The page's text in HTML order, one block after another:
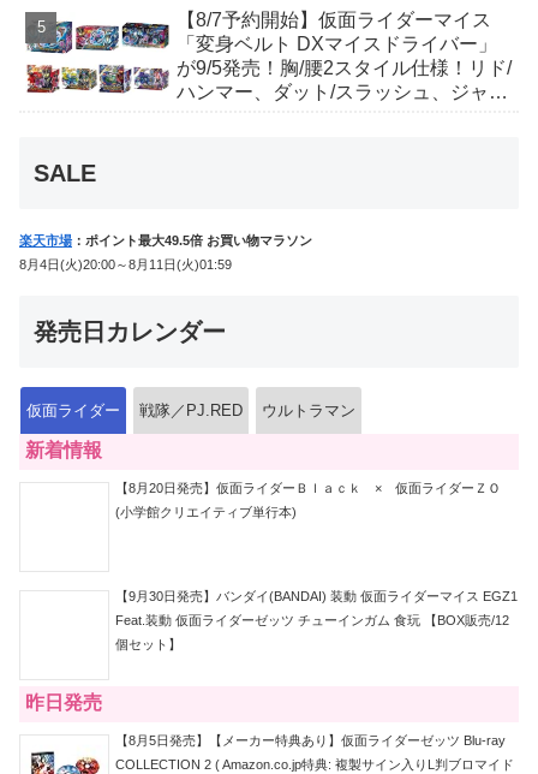
音声が！
【8/7予約開始】仮面ライダーマイス
「変身ベルト DXマイスドライバー」
が9/5発売！胸/腰2スタイル仕様！リド/
ハンマー、ダット/スラッシュ、ジャ
SALE
楽天市場 ：ポイント最大49.5倍 お買い物マラソン
8月4日(火)20:00～8月11日(火)01:59
発売日カレンダー
仮面ライダー 戦隊／PJ.RED ウルトラマン
新着情報
【8月20日発売】仮面ライダーＢｌａｃｋ × 仮面ライダーＺＯ
(小学館クリエイティブ単行本)
【9月30日発売】バンダイ(BANDAI) 装動 仮面ライダーマイス EGZ1
Feat.装動 仮面ライダーゼッツ チューインガム 食玩 【BOX販売/12
個セット】
昨日発売
【8月5日発売】【メーカー特典あり】仮面ライダーゼッツ Blu-ray
COLLECTION 2 ( Amazon.co.jp特典: 複製サイン入りL判ブロマイド